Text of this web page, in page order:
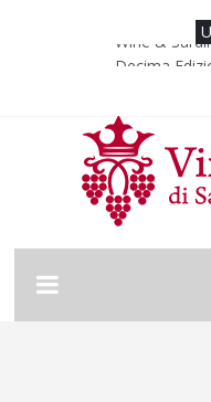
Wine &
Decima
Wine &
Nona